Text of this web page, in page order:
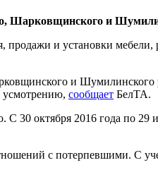
Шарковщинского и
и установки мебели,
и
усмотрению, сообщает БелТА.
С 30 октября 2016 года по
с потерпевшими. С